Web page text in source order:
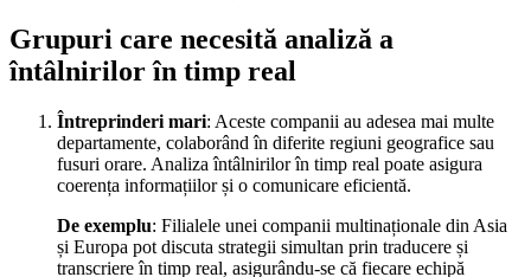
Grupuri care necesită analiză a
întâlnirilor în timp real
Întreprinderi mari: Aceste companii au adesea mai multe
departamente, colaborând în diferite regiuni geografice sau
fusuri orare. Analiza întâlnirilor în timp real poate asigura
coerența informațiilor și o comunicare eficientă.
De exemplu: Filialele unei companii multinaționale din Asia
și Europa pot discuta strategii simultan prin traducere și
transcriere în timp real, asigurându-se că fiecare echipă